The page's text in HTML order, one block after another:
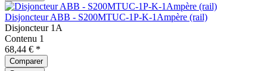
Disjoncteur ABB - S200MTUC-1P-K-1Ampère (rail)
Disjoncteur 1A
Contenu 1
68,44 € *
Comparer